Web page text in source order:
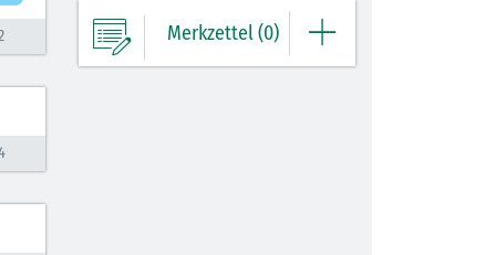
Merkzettel (0)